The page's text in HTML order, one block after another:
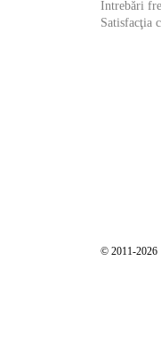
Întrebări
Satisfacţia
© 2011-2026